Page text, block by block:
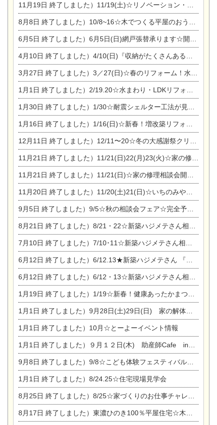
11月19日 終了しました）11/19(土)☆リノベーション・家の修理まつり＆増改築・リフォームまつりin扶桑ゴルフ
8月8日 終了しました）10/8~16☆木でつくる平屋のおうちのつくり方【完全予約制】
6月5日 終了しました）6月5日(日)網戸張替承ります☆開催！
4月10日 終了しました）4/10(日)『収納がたくさんあるおうち現場見学会』
3月27日 終了しました）3／27(日)☆春のリフォーム！水まわりLDKリフォーム相談会&今がチャンス！エアコン相談会
1月1日 終了しました）2/19.20☆水まわり・LDKリフォーム相談会＆エアコン相談会
1月30日 終了しました）1/30☆耐震シェルター工法が見れる完成見学会
1月16日 終了しました）1/16(日)☆新春！増改築リフォーム&家の修理まつり
12月11日 終了しました）12/11〜20☆冬の大感謝祭クリスマス相談会開催
11月21日 終了しました）11/21(日)22(月)23(火)☆家の修理まつり＆増改築リフォーム相談会
11月21日 終了しました）11/21(日)☆家の修理相談会開催 in 扶桑オークビレッジ
11月20日 終了しました）11/20(土)21(日)☆いちのみや逸品市に出店します【ひのきのバラ販売】
9月5日 終了しました）9/5☆秋の相談会フェア☆完全予約制
8月21日 終了しました）8/21・22☆新築ハジメテさん相談会 『集まれ！農地に家を建てたい人！』
7月10日 終了しました）7/10･11☆新築ハジメテさん相談会 『集まれ！農地に家を建てたい人！』完全予約制
6月12日 終了しました）6/12.13★新築ハジメテさん 『木の家 現場体感見学会』
6月12日 終了しました）6/12・13☆新築ハジメテさん相談会『今ある土地に家を建てる際の注意点』
1月19日 終了しました）1/19☆新春！健康あったかまつり＆増改築リフォームまつり
1月1日 終了しました）9月28日(土)29日(日) 家の解体なんでも相談会
1月1日 終了しました）10月☆とーよーイベント情報
1月1日 終了しました）９月１２日(木) 助産師Cafe in東陽住建
9月8日 終了しました）9/8☆こども体験フェスティバル☆一宮市民会館
1月1日 終了しました）8/24.25☆住宅現場見学会
8月25日 終了しました）8/25☆家づくりのお仕事チャレンジ
8月17日 終了しました）東濃ひのき100％平屋住宅☆木の家完成見学会